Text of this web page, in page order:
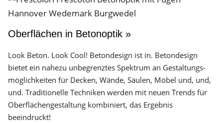
Oberflächen in Betonoptik »
Look Beton. Look Cool! Betondesign ist in. Betondesign
bietet ein nahezu unbegrenztes Spektrum an Gestaltungs­
möglichkeiten für Decken, Wände, Säulen, Möbel und, und,
und. Traditionelle Techniken werden mit neuen Trends für
Oberflächen­gestaltung kombiniert, das Ergebnis
beeindruckt!